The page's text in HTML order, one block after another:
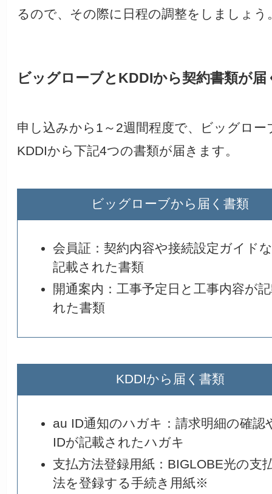
るので、その際に日程の調整をしましょう
ビッグローブとKDDIから契約書類が届
申し込みから1～2週間程度で、ビッグロー
KDDIから下記4つの書類が届きます。
ビッグローブから届く書類
会員証：契約内容や接続設定ガイド
記載された書類
開通案内：工事予定日と工事内容が
れた書類
KDDIから届く書類
au ID通知のハガキ：請求明細の確認
IDが記載されたハガキ
支払方法登録用紙：BIGLOBE光の支
法を登録する手続き用紙※